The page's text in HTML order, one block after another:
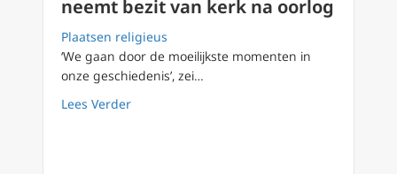
neemt bezit van kerk na oorlog
Plaatsen religieus
‘We gaan door de moeilijkste momenten in
onze geschiedenis’, zei…
Lees Verderabout Jeruzalem: Latijnse patriarch neemt